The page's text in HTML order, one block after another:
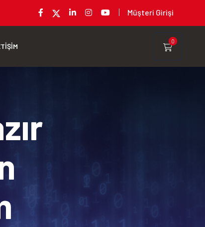
Müşteri Girişi
0